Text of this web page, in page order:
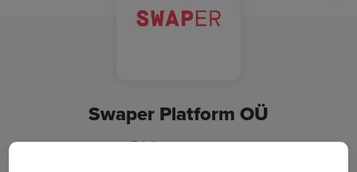
Swaper Platform OÜ